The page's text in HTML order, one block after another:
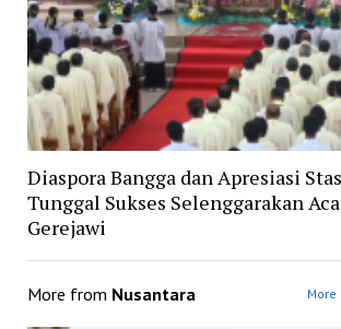
Diaspora Bangga dan Apresiasi
Tunggal Sukses Selenggarakan
Gerejawi
More from Nusantara More